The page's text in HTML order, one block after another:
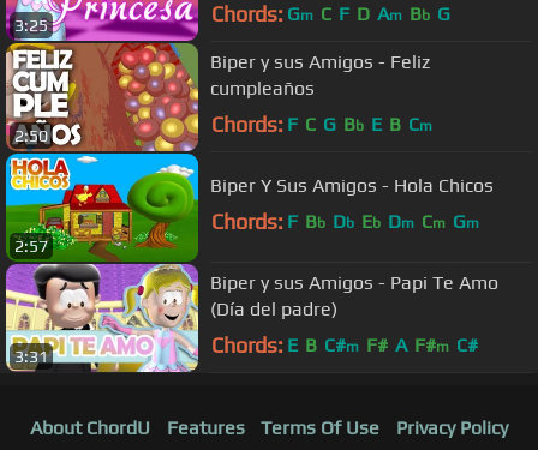
3:25 Chords: Gm C F D Am Bb G
2:50
Biper y sus Amigos - Feliz
cumpleaños
Chords: F C G Bb E B Cm
2:57
Biper Y Sus Amigos - Hola Chicos
Chords: F Bb Db Eb Dm Cm Gm
3:31
Biper y sus Amigos - Papi Te Amo
(Día del padre)
Chords: E B C#m F# A F#m C#
About ChordU Features Terms Of Use
Privacy Policy